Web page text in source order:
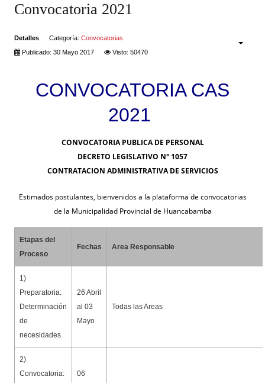
Convocatoria 2021
Detalles Categoría:Convocatorias
Publicado: 30 Mayo 2017
Visto: 50470
CONVOCATORIA CAS
2021
CONVOCATORIA PUBLICA DE PERSONAL
DECRETO LEGISLATIVO N° 1057
CONTRATACION ADMINISTRATIVA DE SERVICIOS
Estimados postulantes, bienvenidos a la plataforma de convocatorias
de la Municipalidad Provincial de Huancabamba
Etapas del
Proceso
Fechas Area Responsable
1)
Preparatoria:
Determinación
de
necesidades.
26 Abril
al 03
Mayo
Todas las Areas
2)
Convocatoria:
06